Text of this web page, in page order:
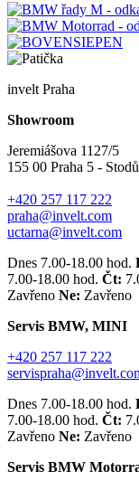
invelt Praha
Showroom
Jeremiášova 1127/5
155 00 Praha 5 -
+420 257 117 222
praha@invelt.com
uctarna@invelt.com
Dnes 7.00-18.00 hod.
7.00-18.00 hod. Čt:
Zavřeno Ne: Zavřeno
Servis BMW, MINI
+420 257 117 222
Dnes 7.00-18.00 hod.
7.00-18.00 hod. Čt:
Zavřeno Ne: Zavřeno
Servis BMW